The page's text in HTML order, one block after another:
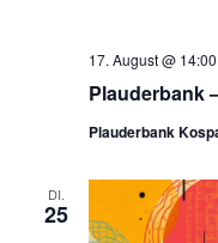
Plauderbank
17. August @ 14:00
Plauderbank
DI.
25